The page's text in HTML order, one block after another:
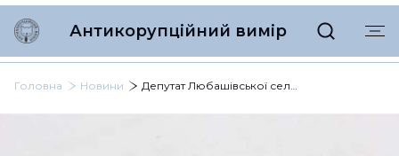
Антикорупційний вимір
Головна Новини Депутат Любашівської селищної ради приховав у декларації майно та доходи на понад 2,6 мільйона гривень